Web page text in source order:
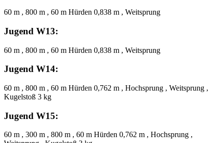
60 m , 800 m , 60 m Hürden 0,838 m , Weitsprung
Jugend W13:
60 m , 800 m , 60 m Hürden 0,838 m , Weitsprung
Jugend W14:
60 m , 800 m , 60 m Hürden 0,762 m , Hochsprung , Weitsprung ,
Kugelstoß 3 kg
Jugend W15:
60 m , 300 m , 800 m , 60 m Hürden 0,762 m , Hochsprung ,